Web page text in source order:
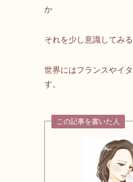
か
それを少し意識してみ
世界にはフランスやイ
す。
この記事を書いた人